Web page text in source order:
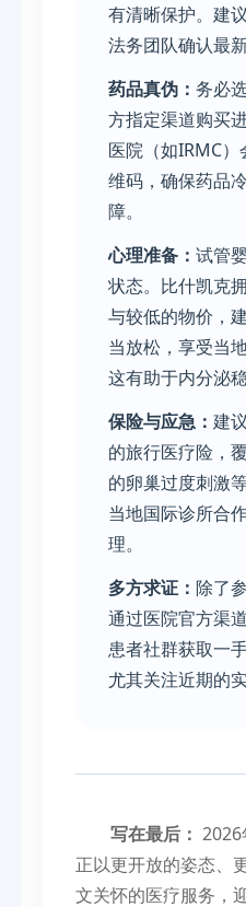
有清晰保护。建
法务团队确认最
药品真伪： 务必
方指定渠道购买
医院（如IRMC
维码，确保药品
障。
心理准备： 试管
状态。比什凯克
与较低的物价，
当放松，享受当
这有助于内分泌稳
保险与应急： 建
的旅行医疗险，
的卵巢过度刺激
当地国际诊所合
理。
多方求证： 除了
通过医院官方渠
患者社群获取一
尤其关注近期的
写在最后： 2026
正以更开放的姿态、
文关怀的医疗服务，